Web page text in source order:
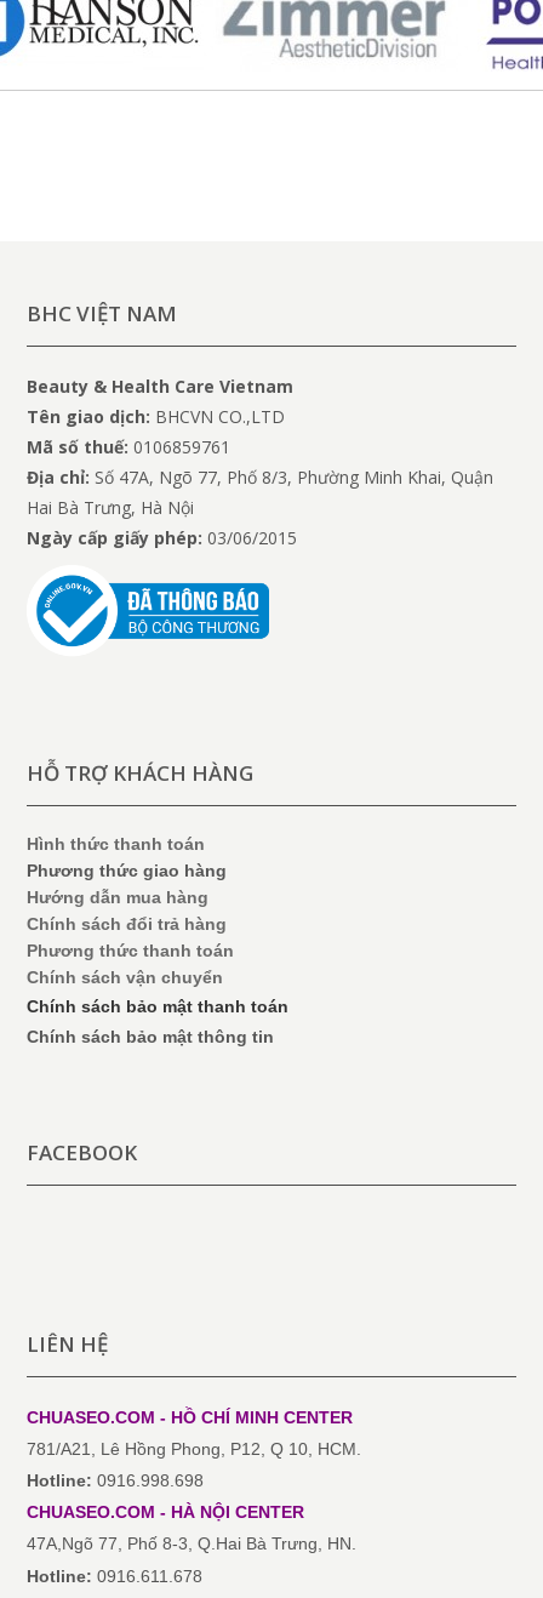
BHC VIỆT NAM
Beauty & Health Care Vietnam
Tên giao dịch: BHCVN CO.,LTD
Mã số thuế:0106859761
Địa chỉ: Số 47A, Ngõ 77, Phố 8/3, Phường Minh Khai, Quận
Hai Bà Trưng, Hà Nội
Ngày cấp giấy phép: 03/06/2015
HỖ TRỢ KHÁCH HÀNG
Hình thức thanh toán
Phương thức giao hàng
Hướng dẫn mua hàng
Chính sách đổi trả hàng
Phương thức thanh toán
Chính sách vận chuyển
Chính sách bảo mật thanh toán
Chính sách bảo mật thông tin
FACEBOOK
LIÊN HỆ
CHUASEO.COM - HỒ CHÍ MINHCENTER
781/A21, Lê Hồng Phong, P12, Q 10, HCM.
Hotline: 0916.998.698
CHUASEO.COM - HÀ NỘICENTER
47A,Ngõ 77, Phố 8-3, Q.Hai Bà Trưng, HN.
Hotline: 0916.611.678